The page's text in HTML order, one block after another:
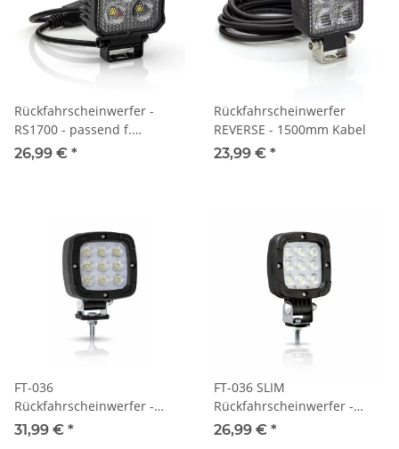
Rückfahrscheinwerfer -
RS1700 - passend f.
DEUTSCH DT - 12/24V - eckig
26,99 € *
Rückfahrscheinwerfer
REVERSE - 1500mm Kabel
23,99 € *
FT-036
Rückfahrscheinwerfer -
1800lm - 1,5m Kabel - 12-
31,99 € *
FT-036 SLIM
Rückfahrscheinwerfer -
1400lm - 1,5m Kabel - 12-
26,99 € *